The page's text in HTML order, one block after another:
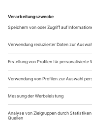
in Kraft.
Aus steuerlichen
außerhalb Deutschlands
ersichtlich)